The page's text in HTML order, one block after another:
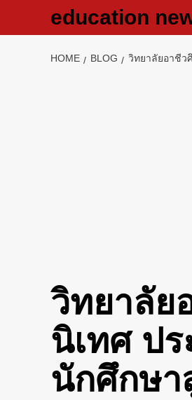
education
HOME BLOG วิทยาลัยอาชีว
วิทยาลัย
นิเทศ ป
นักศึกษา